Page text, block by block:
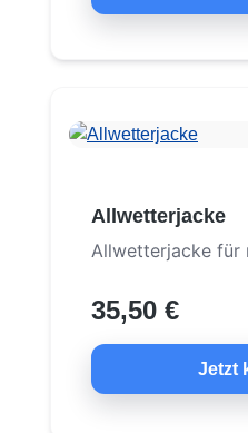
Allwetterjacke
Allwetterjacke für
35,50 €
Jetzt